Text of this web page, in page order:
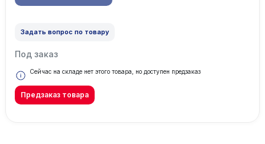
Задать вопрос по товару
Под заказ
Сейчас на складе нет этого товара, но доступен предзаказ
Предзаказ товара